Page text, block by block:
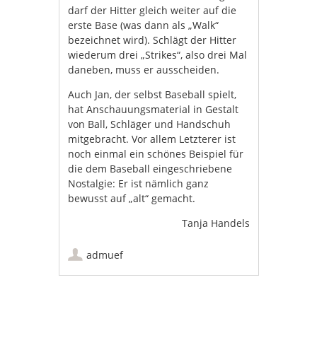
darf der Hitter gleich weiter auf die
erste Base (was dann als „Walk“
bezeichnet wird). Schlägt der Hitter
wiederum drei „Strikes“, also drei Mal
daneben, muss er ausscheiden.
Auch Jan, der selbst Baseball spielt,
hat Anschauungsmaterial in Gestalt
von Ball, Schläger und Handschuh
mitgebracht. Vor allem Letzterer ist
noch einmal ein schönes Beispiel für
die dem Baseball eingeschriebene
Nostalgie: Er ist nämlich ganz
bewusst auf „alt“ gemacht.
Tanja Handels
admuef